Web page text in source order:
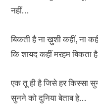
नहीं…
बिकती है ना ख़ुशी कहीं, ना
कि शायद कहीं मरहम बिकता
एक तू ही है जिसे हर किस्सा
सुनने को दुनिया बेताब हे…